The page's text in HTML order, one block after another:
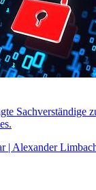
Sachverständige
| Alexander